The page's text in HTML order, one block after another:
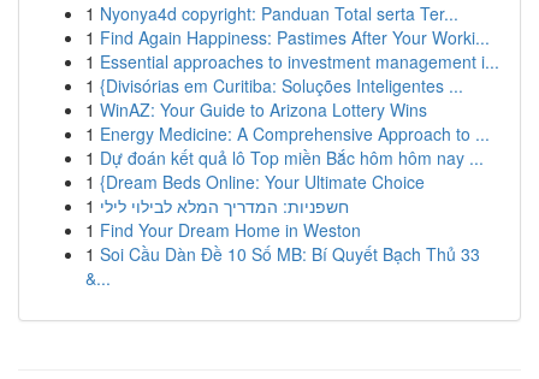
1 Nyonya4d copyright: Panduan Total serta Ter...
1 Find Again Happiness: Pastimes After Your Worki...
1 Essential approaches to investment management i...
1 {Divisórias em Curitiba: Soluções Inteligentes ...
1 WinAZ: Your Guide to Arizona Lottery Wins
1 Energy Medicine: A Comprehensive Approach to ...
1 Dự đoán kết quả lô Top miền Bắc hôm hôm nay ...
1 {Dream Beds Online: Your Ultimate Choice
1 חשפניות: המדריך המלא לבילוי לילי
1 Find Your Dream Home in Weston
1 Soi Cầu Dàn Đề 10 Số MB: Bí Quyết Bạch Thủ 33
&...